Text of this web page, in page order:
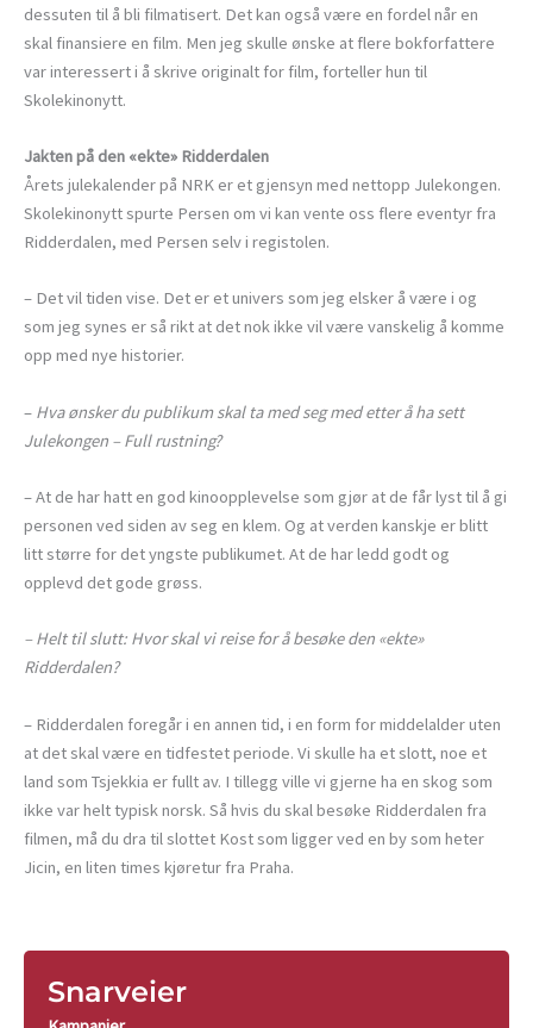
dessuten til å bli filmatisert. Det kan også være en fordel når en
skal finansiere en film. Men jeg skulle ønske at flere bokforfattere
var interessert i å skrive originalt for film, forteller hun til
Skolekinonytt.
Jakten på den «ekte» Ridderdalen
Årets julekalender på NRK er et gjensyn med nettopp Julekongen.
Skolekinonytt spurte Persen om vi kan vente oss flere eventyr fra
Ridderdalen, med Persen selv i registolen.
– Det vil tiden vise. Det er et univers som jeg elsker å være i og
som jeg synes er så rikt at det nok ikke vil være vanskelig å komme
opp med nye historier.
– Hva ønsker du publikum skal ta med seg med etter å ha sett
Julekongen – Full rustning?
– At de har hatt en god kinoopplevelse som gjør at de får lyst til å gi
personen ved siden av seg en klem. Og at verden kanskje er blitt
litt større for det yngste publikumet. At de har ledd godt og
opplevd det gode grøss.
– Helt til slutt: Hvor skal vi reise for å besøke den «ekte»
Ridderdalen?
– Ridderdalen foregår i en annen tid, i en form for middelalder uten
at det skal være en tidfestet periode. Vi skulle ha et slott, noe et
land som Tsjekkia er fullt av. I tillegg ville vi gjerne ha en skog som
ikke var helt typisk norsk. Så hvis du skal besøke Ridderdalen fra
filmen, må du dra til slottet Kost som ligger ved en by som heter
Jicin, en liten times kjøretur fra Praha.
Snarveier